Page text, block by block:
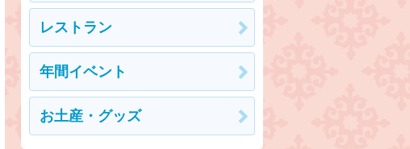
レストラン
年間イベント
お土産・グッズ